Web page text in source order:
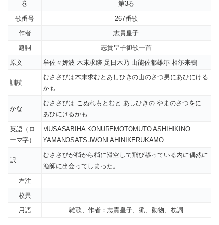
巻
第3巻
歌番号
267番歌
作者
志貴皇子
題詞
志貴皇子御歌一首
原文
牟佐々婢波 木末求跡 足日木乃 山能佐都雄尓 相尓来鴨
訓読
むささびは木末求むとあしひきの山のさつ男にあひにける
かも
かな
むささびは こぬれもとむと あしひきの やまのさつをに
あひにけるかも
英語（ロ
ーマ字）
MUSASABIHA KONUREMOTOMUTO ASHIHIKINO
YAMANOSATSUWONI AHINIKERUKAMO
訳
むささびが梢から梢に滑空して飛び移っている内に偶然に
漁師に出会ってしまった。
左注
–
校異
–
用語
雑歌、作者：志貴皇子、猟、動物、枕詞